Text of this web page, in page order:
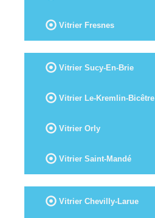
Vitrier Fresnes
Vitrier Sucy-En-Brie
Vitrier Le-Kremlin-Bicêtre
Vitrier Orly
Vitrier Saint-Mandé
Vitrier Chevilly-Larue